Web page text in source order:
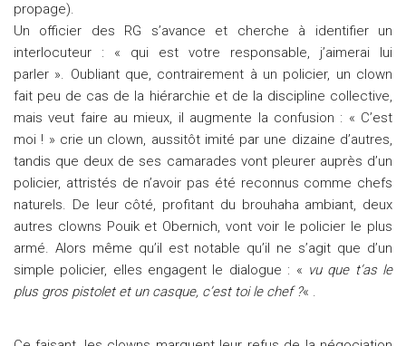
propage).
Un officier des RG s’avance et cherche à identifier un
interlocuteur : « qui est votre responsable, j’aimerai lui
parler ». Oubliant que, contrairement à un policier, un clown
fait peu de cas de la hiérarchie et de la discipline collective,
mais veut faire au mieux, il augmente la confusion : « C’est
moi ! » crie un clown, aussitôt imité par une dizaine d’autres,
tandis que deux de ses camarades vont pleurer auprès d’un
policier, attristés de n’avoir pas été reconnus comme chefs
naturels. De leur côté, profitant du brouhaha ambiant, deux
autres clowns Pouik et Obernich, vont voir le policier le plus
armé. Alors même qu’il est notable qu’il ne s’agit que d’un
simple policier, elles engagent le dialogue : « vu que t’as le
plus gros pistolet et un casque, c’est toi le chef ?« .